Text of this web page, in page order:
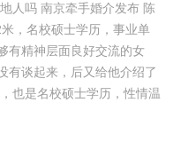
人吗 南京牵手婚介发布 陈
，名校硕士学历，事业单
有精神层面良好交流的女
有谈起来，后又给他介绍了
也是名校硕士学历，性情温